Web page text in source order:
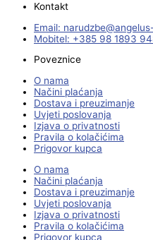
Kontakt
Email:
rh.tsm-
@ebzduran
Mobitel: +385 98 1893
Poveznice
O nama
Načini plaćanja
Dostava i preuzimanje
Uvjeti poslovanja
Izjava o privatnosti
Pravila o kolačićima
Prigovor kupca
O nama
Načini plaćanja
Dostava i preuzimanje
Uvjeti poslovanja
Izjava o privatnosti
Pravila o kolačićima
Prigovor kupca